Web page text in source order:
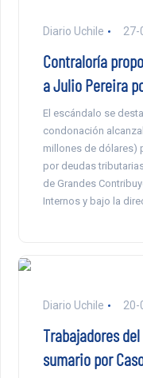
Diario Uchile 27-
Contraloría
a Julio Pereira
El escándalo se
condonación
millones de dólares)
por deudas
de Grandes
Internos y bajo la
Diario Uchile 20-
Trabajadores
sumario por